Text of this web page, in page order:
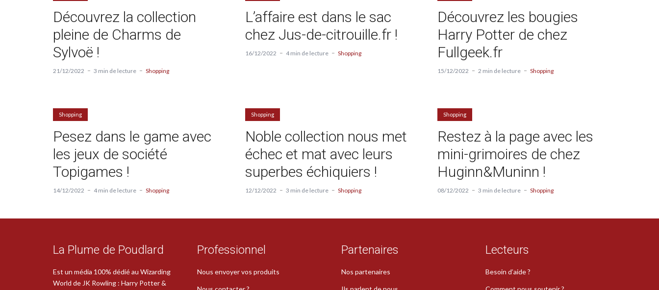
Découvrez la collection
pleine de Charms de
Sylvoë !
21/12/2022 3 min de lecture Shopping
L’affaire est dans le sac
chez Jus-de-citrouille.fr !
16/12/2022 4 min de lecture Shopping
Découvrez les bougies
Harry Potter de chez
Fullgeek.fr
15/12/2022 2 min de lecture Shopping
Shopping
Pesez dans le game avec
les jeux de société
Topigames !
14/12/2022 4 min de lecture Shopping
Shopping
Noble collection nous met
échec et mat avec leurs
superbes échiquiers !
12/12/2022 3 min de lecture Shopping
Shopping
Restez à la page avec les
mini-grimoires de chez
Huginn&Muninn !
08/12/2022 3 min de lecture Shopping
La Plume de Poudlard
Est un média 100% dédié au Wizarding
World de JK Rowling : Harry Potter &
Professionnel
Nous envoyer vos produits
Partenaires
Nos partenaires
Lecteurs
Besoin d’aide ?